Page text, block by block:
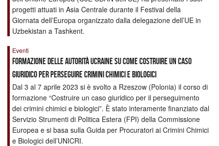
progetti attuati in Asia Centrale durante il Festival della
Giornata dell’Europa organizzato dalla delegazione dell’UE in
Uzbekistan a Tashkent.
Eventi
Formazione delle autorità ucraine su come costruire un caso
giuridico per perseguire crimini chimici e biologici
Dal 3 al 7 aprile 2023 si è svolto a Rzeszow (Polonia) il corso di
formazione “Costruire un caso giuridico per il perseguimento
dei crimini chimici e biologici”. È stato interamente finanziato dal
Servizio Strumenti di Politica Estera (FPI) della Commissione
Europea e si basa sulla Guida per Procuratori ai Crimini Chimici
e Biologici dell’UNICRI.